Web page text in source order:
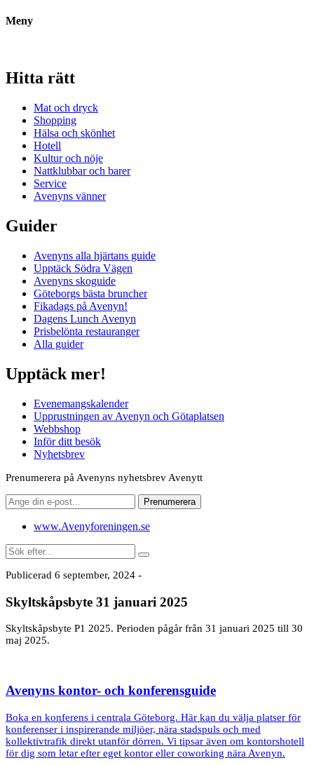
Meny
Hitta rätt
Mat och dryck
Shopping
Hälsa och skönhet
Hotell
Kultur och nöje
Nattklubbar och barer
Service
Avenyns vänner
Guider
Avenyns alla hjärtans guide
Upptäck Södra Vägen
Avenyns skoguide
Göteborgs bästa bruncher
Fikadags på Avenyn!
Dagens Lunch Avenyn
Prisbelönta restauranger
Alla guider
Upptäck mer!
Evenemangskalender
Upprustningen av Avenyn och Götaplatsen
Webbshop
Inför ditt besök
Nyhetsbrev
Prenumerera på Avenyns nyhetsbrev Avenytt
www.Avenyforeningen.se
Sök
efter:
Publicerad 6 september, 2024 -
Skyltskåpsbyte 31 januari 2025
Skyltskåpsbyte P1 2025. Perioden pågår från 31 januari 2025 till 30
maj 2025.
Avenyns kontor- och konferensguide
Boka en konferens i centrala Göteborg. Här kan du välja platser för
konferenser i inspirerande miljöer, nära stadspuls och med
kollektivtrafik direkt utanför dörren. Vi tipsar även om kontorshotell
för dig som letar efter eget kontor eller coworking nära Avenyn.